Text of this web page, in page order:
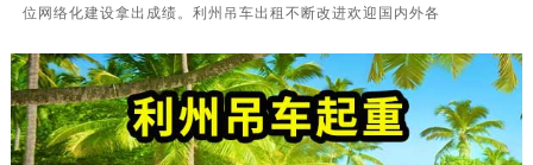
位网络化建设拿出成绩。利州吊车出租不断改进欢迎国内外各